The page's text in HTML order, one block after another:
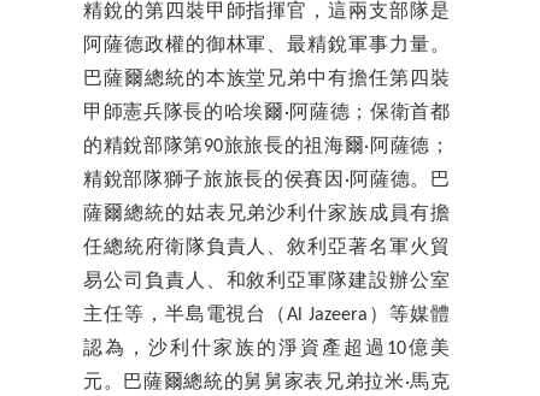
精銳的第四裝甲師指揮官，這兩支部隊是
阿薩德政權的御林軍、最精銳軍事力量。
巴薩爾總統的本族堂兄弟中有擔任第四裝
甲師憲兵隊長的哈埃爾·阿薩德；保衛首都
的精銳部隊第90旅旅長的祖海爾·阿薩德；
精銳部隊獅子旅旅長的侯賽因·阿薩德。巴
薩爾總統的姑表兄弟沙利什家族成員有擔
任總統府衛隊負責人、敘利亞著名軍火貿
易公司負責人、和敘利亞軍隊建設辦公室
主任等，半島電視台（Al Jazeera）等媒體
認為，沙利什家族的淨資產超過10億美
元。巴薩爾總統的舅舅家表兄弟拉米·馬克